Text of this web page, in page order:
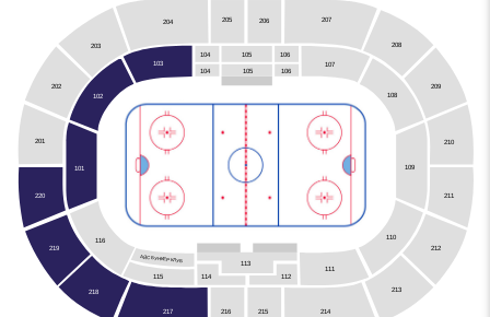
204 205 206 207
208
209
210
211
212
213
214
215
216
217
218
219
220
201
202
203
103 107
102
101 109
110
116
111
112
114
115
АЙС БУНКЕР КЛУБ 113
104 105 106
104 105 106
108